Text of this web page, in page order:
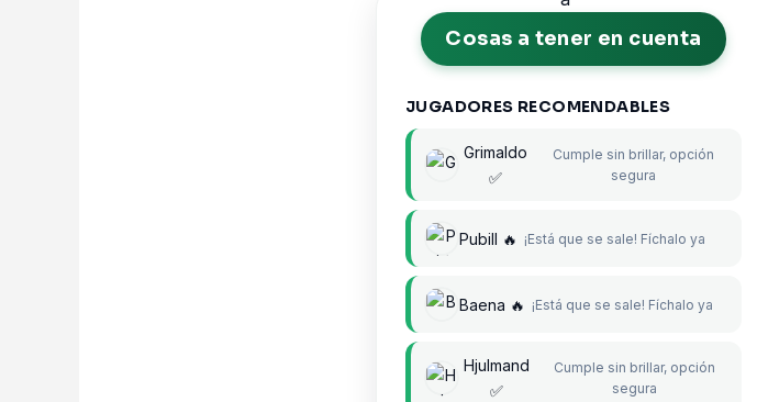
Cosas a tener en cuenta
JUGADORES RECOMENDABLES
Grimaldo
✅
Cumple sin brillar, opción
segura
Pubill 🔥 ¡Está que se sale! Fíchalo ya
Baena 🔥 ¡Está que se sale! Fíchalo ya
Hjulmand
✅
Cumple sin brillar, opción
segura